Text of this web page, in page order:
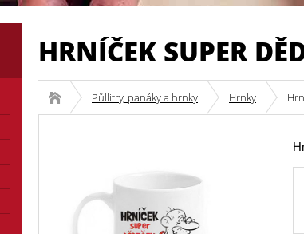
HRNÍČEK SUPER
Půllitry, panáky a hrnky Hrnky